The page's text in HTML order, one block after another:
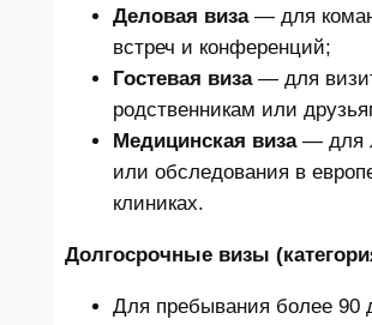
Деловая виза— для
встреч и конференций;
Гостевая виза— для
родственникам или
Медицинская виза— для
или обследования в
клиниках.
Долгосрочные визы
Для пребывания более 90